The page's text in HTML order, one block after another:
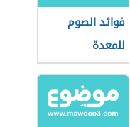
فوائد الصوم
للمعدة